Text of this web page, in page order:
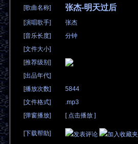
[歌曲名称] 张杰-明天过后
[演唱歌手]
张杰
[音乐长度]
分钟
[文件大小]
[推荐级别]
[出品年代]
[播放次数]
5844
[文件格式]
.mp3
[弹窗播放]
[ 点击播放 ]
[下载帮助] 发表评论 加入收藏夹